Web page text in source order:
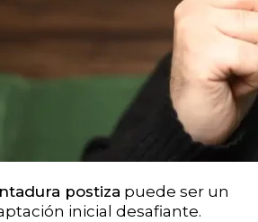
postiza puede ser un
inicial desafiante.